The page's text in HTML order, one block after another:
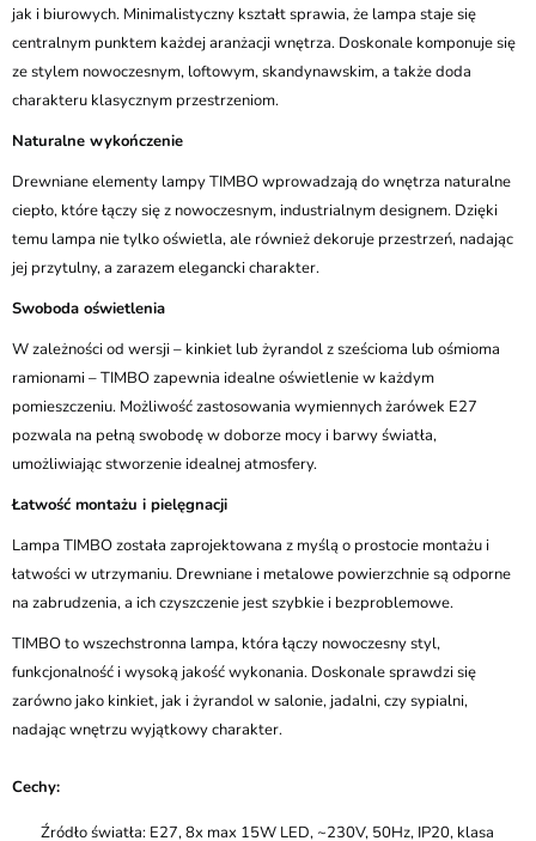
jak i biurowych. Minimalistyczny kształt sprawia, że lampa staje się
centralnym punktem każdej aranżacji wnętrza. Doskonale komponuje się
ze stylem nowoczesnym, loftowym, skandynawskim, a także doda
charakteru klasycznym przestrzeniom.
Naturalne wykończenie
Drewniane elementy lampy TIMBO wprowadzają do wnętrza naturalne
ciepło, które łączy się z nowoczesnym, industrialnym designem. Dzięki
temu lampa nie tylko oświetla, ale również dekoruje przestrzeń, nadając
jej przytulny, a zarazem elegancki charakter.
Swoboda oświetlenia
W zależności od wersji – kinkiet lub żyrandol z sześcioma lub ośmioma
ramionami – TIMBO zapewnia idealne oświetlenie w każdym
pomieszczeniu. Możliwość zastosowania wymiennych żarówek E27
pozwala na pełną swobodę w doborze mocy i barwy światła,
umożliwiając stworzenie idealnej atmosfery.
Łatwość montażu i pielęgnacji
Lampa TIMBO została zaprojektowana z myślą o prostocie montażu i
łatwości w utrzymaniu. Drewniane i metalowe powierzchnie są odporne
na zabrudzenia, a ich czyszczenie jest szybkie i bezproblemowe.
TIMBO to wszechstronna lampa, która łączy nowoczesny styl,
funkcjonalność i wysoką jakość wykonania. Doskonale sprawdzi się
zarówno jako kinkiet, jak i żyrandol w salonie, jadalni, czy sypialni,
nadając wnętrzu wyjątkowy charakter.
Cechy:
Źródło światła: E27, 8x max 15W LED, ~230V, 50Hz, IP20, klasa